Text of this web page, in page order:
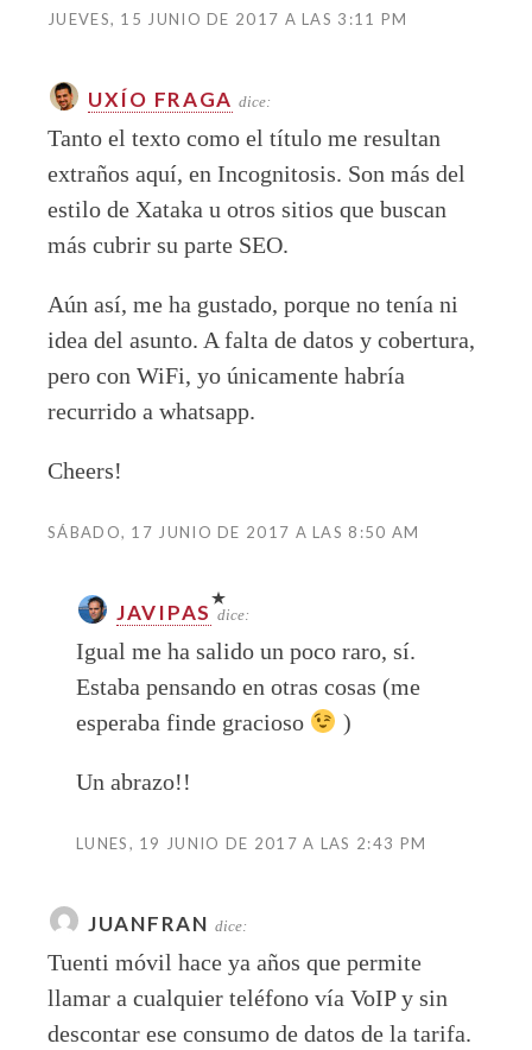
JUEVES, 15 JUNIO DE 2017 A LAS 3:11 PM
UXÍO FRAGA dice:
Tanto el texto como el título me resultan
extraños aquí, en Incognitosis. Son más del
estilo de Xataka u otros sitios que buscan
más cubrir su parte SEO.
Aún así, me ha gustado, porque no tenía ni
idea del asunto. A falta de datos y cobertura,
pero con WiFi, yo únicamente habría
recurrido a whatsapp.
Cheers!
SÁBADO, 17 JUNIO DE 2017 A LAS 8:50 AM
JAVIPAS dice:
Igual me ha salido un poco raro, sí.
Estaba pensando en otras cosas (me
esperaba finde gracioso
)
Un abrazo!!
LUNES, 19 JUNIO DE 2017 A LAS 2:43 PM
JUANFRAN dice:
Tuenti móvil hace ya años que permite
llamar a cualquier teléfono vía VoIP y sin
descontar ese consumo de datos de la tarifa.